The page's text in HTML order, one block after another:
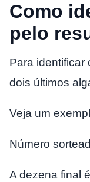
Como
pelo
Para identificar
dois últimos
Veja um
Número
A dezena final é